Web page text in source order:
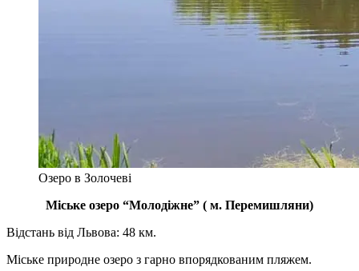
Озеро в Золочеві
Міське озеро “Молодіжне” ( м. Перемишляни)
Відстань від Львова: 48 км.
Міське природне озеро з гарно впорядкованим пляжем.